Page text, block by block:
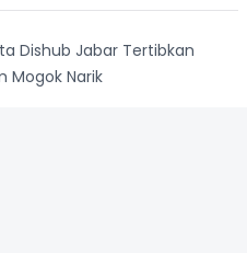
Dishub Jabar Tertibkan
Mogok Narik